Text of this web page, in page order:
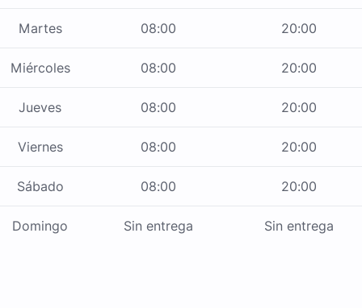
Martes 08:00 20:00
Miércoles 08:00 20:00
Jueves 08:00 20:00
Viernes 08:00 20:00
Sábado 08:00 20:00
Domingo Sin entrega Sin entrega